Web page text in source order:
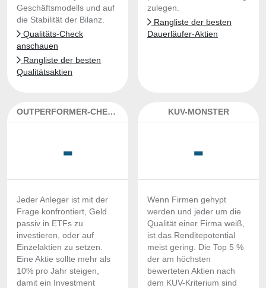
Geschäftsmodells und auf
die Stabilität der Bilanz.
Qualitäts-Check
anschauen
Rangliste der besten
Qualitätsaktien
zulegen.
Rangliste der besten
Dauerläufer-Aktien
OUTPERFORMER-CHECK
-
Jeder Anleger ist mit der
Frage konfrontiert, Geld
passiv in ETFs zu
investieren, oder auf
Einzelaktien zu setzen.
Eine Aktie sollte mehr als
10% pro Jahr steigen,
damit ein Investment
KUV-MONSTER
-
Wenn Firmen gehypt
werden und jeder um die
Qualität einer Firma weiß,
ist das Renditepotential
meist gering. Die Top 5 %
der am höchsten
bewerteten Aktien nach
dem KUV-Kriterium sind